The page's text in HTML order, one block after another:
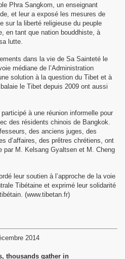
Phra Sangkom, un enseignant
et leur a exposé les mesures de
sur la liberté religieuse du peuple
en tant que nation bouddhiste, à
lutte.
dans la vie de Sa Sainteté le
médiane de l’Administration
solution à la question du Tibet et à
le Tibet depuis 2009 ont aussi
à une réunion informelle pour
des résidents chinois de Bangkok.
des anciens juges, des
d’affaires, des prêtres chrétiens, ont
par M. Kelsang Gyaltsen et M. Cheng
leur soutien à l’approche de la voie
Tibétaine et exprimé leur solidarité
(www.tibetan.fr)
2014
thousands gather in